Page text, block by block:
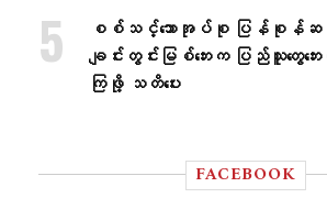
စစ်သင်္ဘောအုပ်စု ပြန်စုန်ဆင်း
ချင်းတွင်းမြစ်ဘေးက ပြည်သူတွေဘ
ကြဖို့ သတိပေး
FACEBOOK